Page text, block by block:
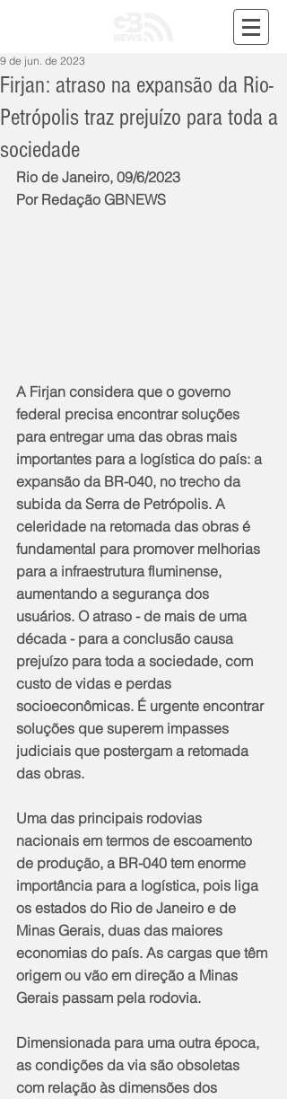
Firjan: atraso na expansão da Rio-
Petrópolis traz prejuízo para toda a
sociedade
9 de jun. de 2023
Rio de Janeiro, 09/6/2023
Por Redação GBNEWS
A Firjan considera que o governo
federal precisa encontrar soluções
para entregar uma das obras mais
importantes para a logística do país: a
expansão da BR-040, no trecho da
subida da Serra de Petrópolis. A
celeridade na retomada das obras é
fundamental para promover melhorias
para a infraestrutura fluminense,
aumentando a segurança dos
usuários. O atraso - de mais de uma
década - para a conclusão causa
prejuízo para toda a sociedade, com
custo de vidas e perdas
socioeconômicas. É urgente encontrar
soluções que superem impasses
judiciais que postergam a retomada
das obras.
Uma das principais rodovias
nacionais em termos de escoamento
de produção, a BR-040 tem enorme
importância para a logística, pois liga
os estados do Rio de Janeiro e de
Minas Gerais, duas das maiores
economias do país. As cargas que têm
origem ou vão em direção a Minas
Gerais passam pela rodovia.
Dimensionada para uma outra época,
as condições da via são obsoletas
com relação às dimensões dos